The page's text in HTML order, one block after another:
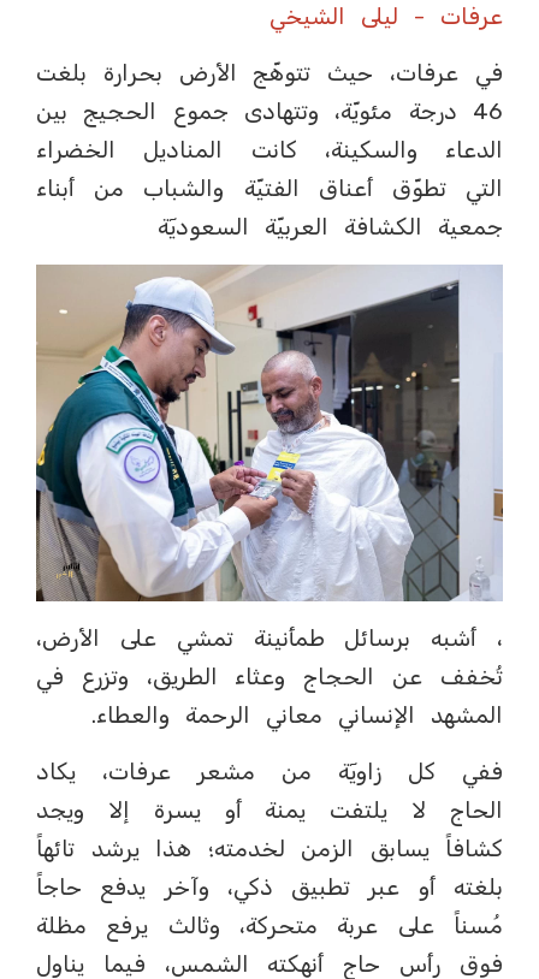
عرفات - ليلى الشيخي
في عرفات، حيث تتوهّج الأرض بحرارة بلغت
46 درجة مئويّة، وتتهادى جموع الحجيج بين
الدعاء والسكينة، كانت المناديل الخضراء
التي تطوّق أعناق الفتيّة والشباب من أبناء
جمعية الكشافة العربيّة السعوديٓة
، أشبه برسائل طمأنينة تمشي على الأرض،
تُخفف عن الحجاج وعثاء الطريق، وتزرع في
المشهد الإنساني معاني الرحمة والعطاء.
ففي كل زاويٓة من مشعر عرفات، يكاد
الحاج لا يلتفت يمنة أو يسرة إلا ويجد
كشافاً يسابق الزمن لخدمته؛ هذا يرشد تائهاً
بلغته أو عبر تطبيق ذكي، وآخر يدفع حاجاً
مُسناً على عربة متحركة، وثالث يرفع مظلة
فوق رأس حاج أنهكته الشمس، فيما يناول